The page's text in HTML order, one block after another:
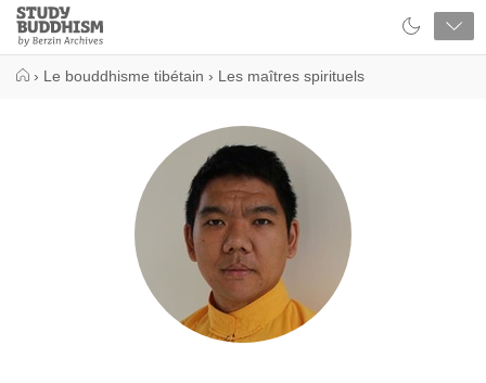
Close
Study
Buddhism
› Le bouddhisme tibétain › Les maîtres spirituels